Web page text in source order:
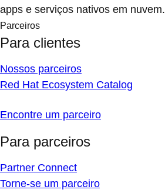
apps e serviços nativos em nuvem.
Parceiros
Para clientes
Nossos parceiros
Red Hat Ecosystem Catalog
Encontre um parceiro
Para parceiros
Partner Connect
Torne-se um parceiro